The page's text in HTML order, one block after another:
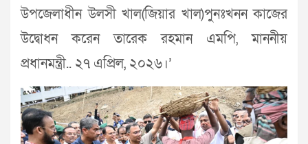
উপজেলাধীন উলসী খাল(জিয়ার খাল)পুনঃখনন কাজের
উদ্বোধন করেন তারেক রহমান এমপি, মাননীয়
প্রধানমন্ত্রী.. ২৭ এপ্রিল, ২০২৬।’